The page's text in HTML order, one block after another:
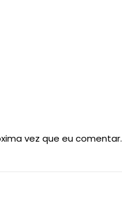
vez que eu comentar.